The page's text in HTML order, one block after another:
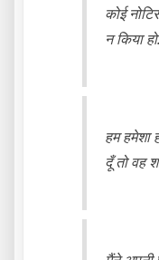
कोई
न किया हो.
हम
दूँ तो वह